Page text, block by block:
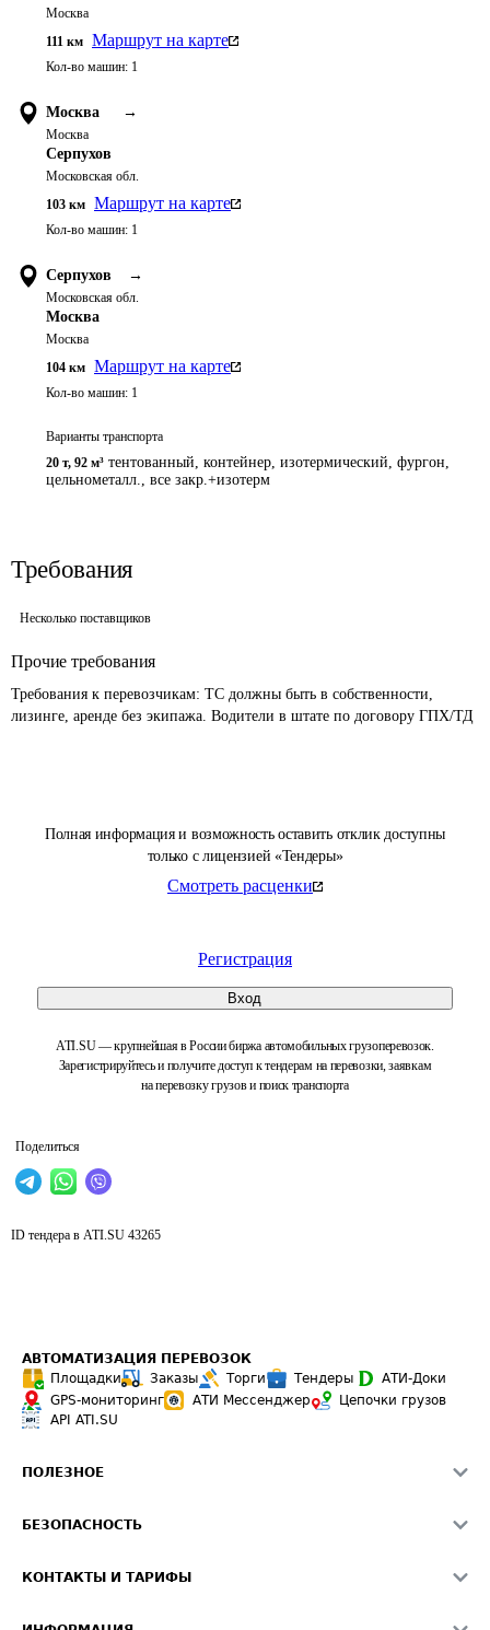
Полная информация и возможность оставить отклик доступны
только с лицензией «Тендеры»
Смотреть расценки
Регистрация
Вход
ATI.SU — крупнейшая в России биржа автомобильных грузоперевозок.
Зарегистрируйтесь и получите доступ к тендерам на перевозки, заявкам
на перевозку грузов и поиск транспорта
Поделиться
Москва
111 км Маршрут на карте
Кол-во машин: 1
Москва →
Москва
Серпухов
Московская обл.
103 км Маршрут на карте
Кол-во машин: 1
Серпухов →
Московская обл.
Москва
Москва
104 км Маршрут на карте
Кол-во машин: 1
Варианты транспорта
20 т, 92 м³ тентованный, контейнер, изотермический, фургон,
цельнометалл., все закр.+изотерм
Требования
Несколько поставщиков
Прочие требования
Требования к перевозчикам: ТС должны быть в собственности,
ID тендера в ATI.SU 43265
АВТОМАТИЗАЦИЯ ПЕРЕВОЗОК
Площадки
Заказы Торги Тендеры
АТИ-Доки
GPS-мониторинг
АТИ Мессенджер
Цепочки грузов
API ATI.SU
ПОЛЕЗНОЕ
Звезды ATI.SU на вашем сайте
БЕЗОПАСНОСТЬ
Светофор+
КОНТАКТЫ И ТАРИФЫ